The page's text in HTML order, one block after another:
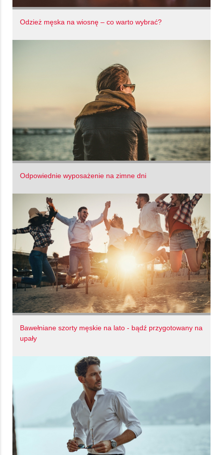
Odzież męska na wiosnę – co warto wybrać?
Odpowiednie wyposażenie na zimne dni
Bawełniane szorty męskie na lato - bądź przygotowany na
upały